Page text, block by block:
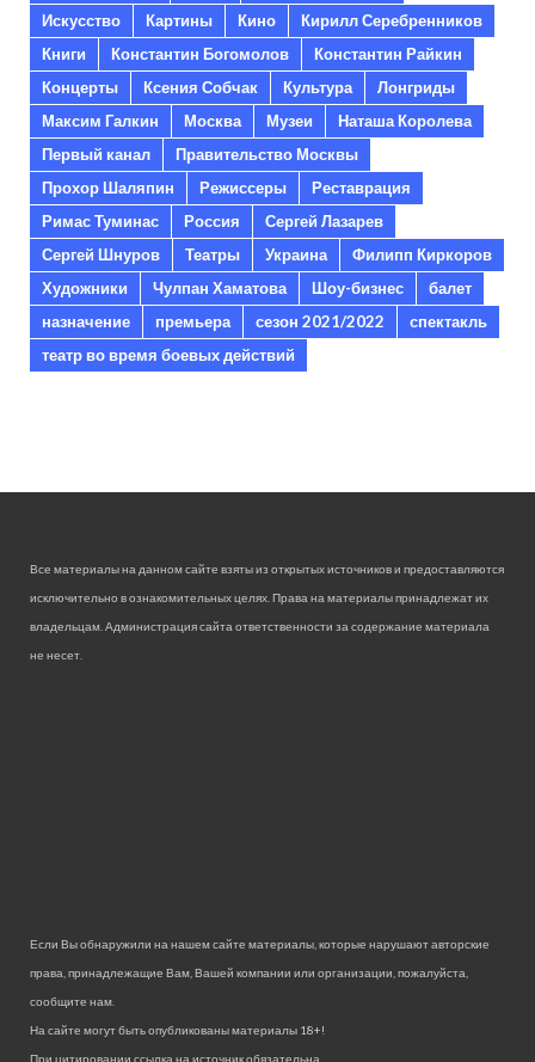
Искусство
Картины Кино
Кирилл Серебренников
Книги
Константин Богомолов
Константин Райкин
Концерты
Ксения Собчак Культура
Лонгриды
Максим Галкин
Москва Музеи
Наташа Королева
Первый канал
Правительство Москвы
Прохор Шаляпин
Режиссеры
Реставрация
Римас Туминас
Россия
Сергей Лазарев
Сергей Шнуров
Театры Украина
Филипп Киркоров
Художники
Чулпан Хаматова Шоу-бизнес
балет
назначение
премьера сезон 2021/2022
спектакль
театр во время боевых действий
Все материалы на данном сайте взяты из открытых источников и предоставляются
исключительно в ознакомительных целях. Права на материалы принадлежат их
владельцам. Администрация сайта ответственности за содержание материала
не несет.
Если Вы обнаружили на нашем сайте материалы, которые нарушают авторские
права, принадлежащие Вам, Вашей компании или организации, пожалуйста,
сообщите нам.
На сайте могут быть опубликованы материалы 18+!
При цитировании ссылка на источник обязательна.